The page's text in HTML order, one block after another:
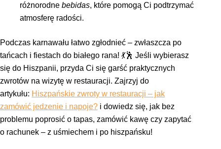
różnorodne bebidas, które pomogą Ci podtrzymać
atmosferę radości.
Podczas karnawału łatwo zgłodnieć – zwłaszcza po
tańcach i fiestach do białego rana! 💃🕺 Jeśli wybierasz
się do Hiszpanii, przyda Ci się garść praktycznych
zwrotów na wizytę w restauracji. Zajrzyj do
artykułu: Hiszpańskie zwroty w restauracji – jak
zamówić jedzenie i napoje? i dowiedz się, jak bez
problemu poprosić o tapas, zamówić kawę czy zapytać
o rachunek – z uśmiechem i po hiszpańsku!